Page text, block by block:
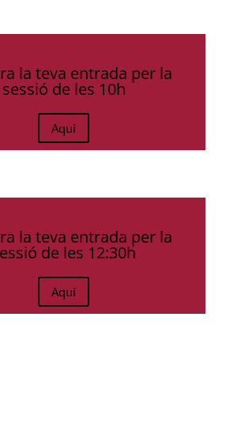
la teva entrada per la
sessió de les 10h
Aquí
la teva entrada per la
de les 12:30h
Aquí